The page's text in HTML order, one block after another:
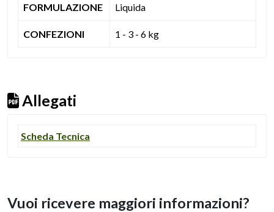
FORMULAZIONE Liquida
CONFEZIONI 1 - 3 - 6 kg
Allegati
Scheda Tecnica
Vuoi ricevere maggiori informazioni?